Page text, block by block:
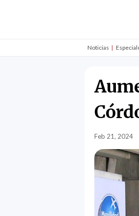
Noticias
Feb 21, 2024